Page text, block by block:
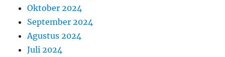
Oktober 2024
September 2024
Agustus 2024
Juli 2024